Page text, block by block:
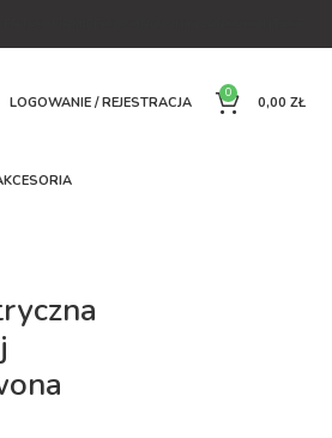
LOGOWANIE / REJESTRACJA
0
0,00 ZŁ